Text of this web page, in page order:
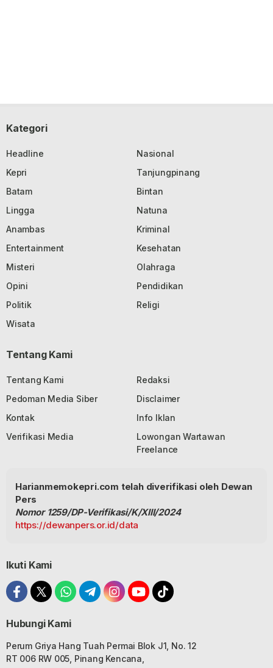
Kategori
Headline
Nasional
Kepri
Tanjungpinang
Batam
Bintan
Lingga
Natuna
Anambas
Kriminal
Entertainment
Kesehatan
Misteri
Olahraga
Opini
Pendidikan
Politik
Religi
Wisata
Tentang Kami
Tentang Kami
Redaksi
Pedoman Media Siber
Disclaimer
Kontak
Info Iklan
Verifikasi Media
Lowongan Wartawan
Freelance
Harianmemokepri.com telah diverifikasi oleh Dewan
Pers
Nomor 1259/DP-Verifikasi/K/XIII/2024
https://dewanpers.or.id/data
Ikuti Kami
Hubungi Kami
Perum Griya Hang Tuah Permai Blok J1, No. 12
RT 006 RW 005, Pinang Kencana,